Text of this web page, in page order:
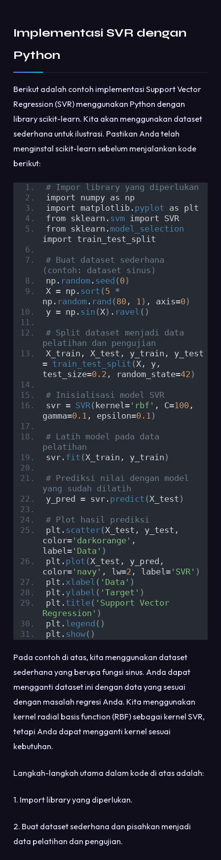
Implementasi SVR dengan
Python
Berikut adalah contoh implementasi Support Vector
Regression (SVR) menggunakan Python dengan
library scikit-learn. Kita akan menggunakan dataset
sederhana untuk ilustrasi. Pastikan Anda telah
menginstal scikit-learn sebelum menjalankan kode
berikut:
# Impor library yang diperlukan
import numpy as np
import matplotlib. pyplot as plt
from sklearn. svm import SVR
from sklearn. model_selection
import train_test_split
# Buat dataset sederhana
(contoh: dataset sinus)
np. random. seed (0 )
X = np. sort (5 *
np. random. rand (80 , 1 ) , axis=0 )
y = np. sin (X) . ravel ()
# Split dataset menjadi data
pelatihan dan pengujian
X_train, X_test, y_train, y_test
= train_test_split (X, y,
test_size=0.2 , random_state=42 )
# Inisialisasi model SVR
svr = SVR( kernel='rbf' , C=100 ,
gamma=0.1 , epsilon=0.1 )
# Latih model pada data
pelatihan
svr. fit (X_train, y_train )
# Prediksi nilai dengan model
yang sudah dilatih
y_pred = svr. predict (X_test )
# Plot hasil prediksi
plt. scatter(X_test, y_test,
color='darkorange' ,
label='Data' )
plt. plot (X_test, y_pred,
color='navy' , lw=2 , label='SVR' )
plt. xlabel ( 'Data' )
plt. ylabel ( 'Target' )
plt. title( 'Support Vector
Regression' )
plt. legend ()
plt. show()
Pada contoh di atas, kita menggunakan dataset
sederhana yang berupa fungsi sinus. Anda dapat
mengganti dataset ini dengan data yang sesuai
dengan masalah regresi Anda. Kita menggunakan
kernel radial basis function (RBF) sebagai kernel SVR,
tetapi Anda dapat mengganti kernel sesuai
kebutuhan.
Langkah-langkah utama dalam kode di atas adalah:
1. Import library yang diperlukan.
2. Buat dataset sederhana dan pisahkan menjadi
data pelatihan dan pengujian.